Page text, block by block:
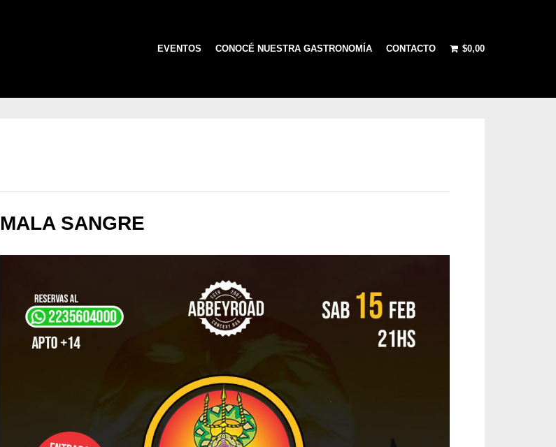
EVENTOS CONOCÉ NUESTRA GASTRONOMÍA CONTACTO $0,00
MALA SANGRE